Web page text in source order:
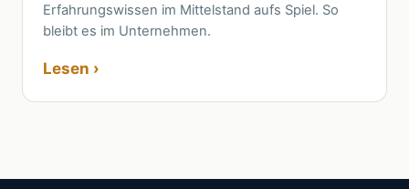
Erfahrungswissen im Mittelstand aufs Spiel. So
bleibt es im Unternehmen.
Lesen ›